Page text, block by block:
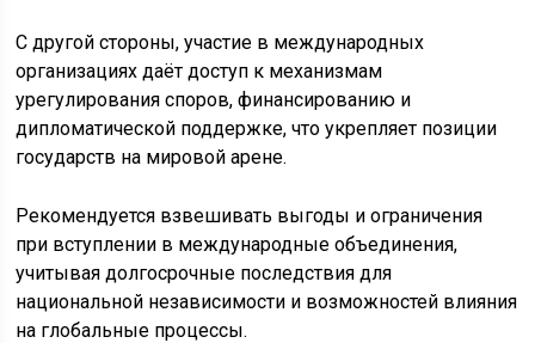
С другой стороны, участие в международных
организациях даёт доступ к механизмам
урегулирования споров, финансированию и
дипломатической поддержке, что укрепляет позиции
государств на мировой арене.
Рекомендуется взвешивать выгоды и ограничения
при вступлении в международные объединения,
учитывая долгосрочные последствия для
национальной независимости и возможностей влияния
на глобальные процессы.